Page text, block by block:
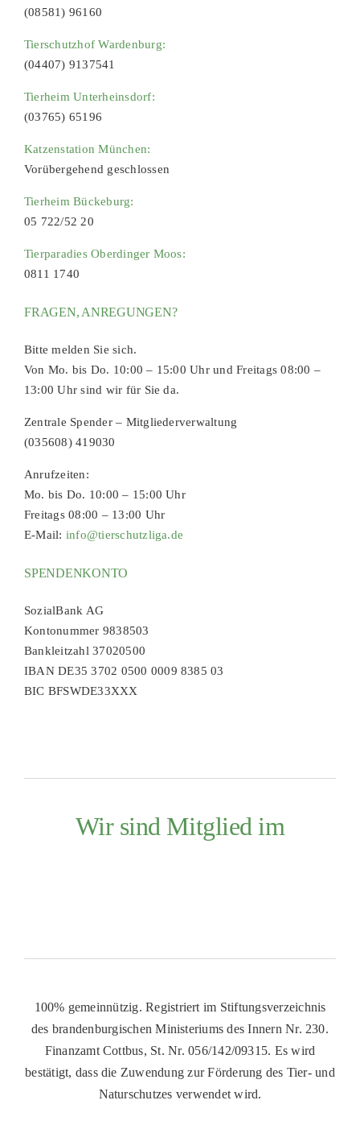
(08581) 96160
Tierschutzhof Wardenburg:
(04407) 9137541
Tierheim Unterheinsdorf:
(03765) 65196
Katzenstation München:
Vorübergehend geschlossen
Tierheim Bückeburg:
05 722/52 20
Tierparadies Oberdinger Moos:
0811 1740
FRAGEN, ANREGUNGEN?
Bitte melden Sie sich.
Von Mo. bis Do. 10:00 – 15:00 Uhr und Freitags 08:00 –
13:00 Uhr sind wir für Sie da.
Zentrale Spender – Mitgliederverwaltung
(035608) 419030
Anrufzeiten:
Mo. bis Do. 10:00 – 15:00 Uhr
Freitags 08:00 – 13:00 Uhr
E-Mail: info@tierschutzliga.de
SPENDENKONTO
SozialBank AG
Kontonummer 9838503
Bankleitzahl 37020500
IBAN DE35 3702 0500 0009 8385 03
BIC BFSWDE33XXX
Wir sind Mitglied im
100% gemeinnützig. Registriert im Stiftungsverzeichnis
des brandenburgischen Ministeriums des Innern Nr. 230.
Finanzamt Cottbus, St. Nr. 056/142/09315. Es wird
bestätigt, dass die Zuwendung zur Förderung des Tier- und
Naturschutzes verwendet wird.